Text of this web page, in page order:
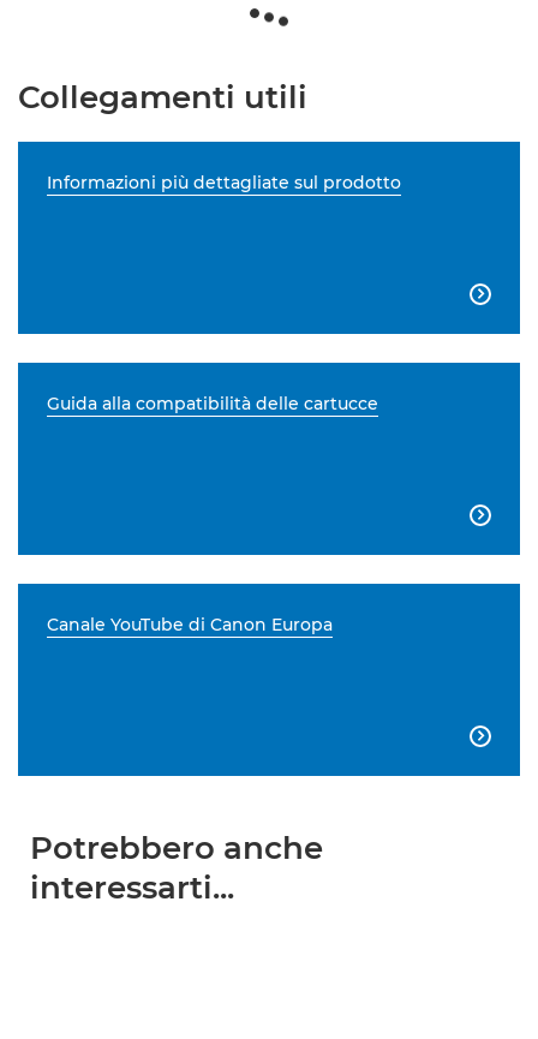
Collegamenti utili
Informazioni più dettagliate sul prodotto

Guida alla compatibilità delle cartucce

Canale YouTube di Canon Europa

Potrebbero anche
interessarti...